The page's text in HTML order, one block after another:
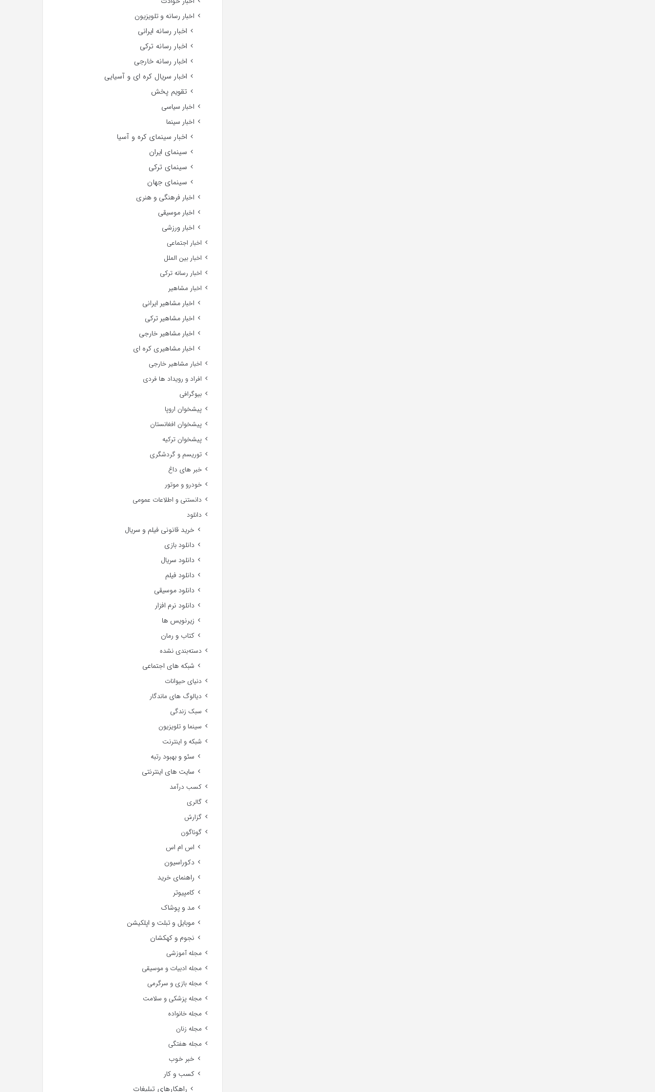
اخبار رسانه و تلویزیون
اخبار رسانه ایرانی
اخبار رسانه ترکی
اخبار رسانه خارجی
اخبار سریال کره ای و آسیایی
تقویم پخش
اخبار سیاسی
اخبار سینما
اخبار سینمای کره و آسیا
سینمای ایران
سینمای ترکی
سینمای جهان
اخبار فرهنگی و هنری
اخبار موسیقی
اخبار ورزشی
اخبار اجتماعی
اخبار بین الملل
اخبار رسانه ترکی
اخبار مشاهیر
اخبار مشاهیر ایرانی
اخبار مشاهیر ترکی
اخبار مشاهیر خارجی
اخبار مشاهیری کره ای
اخبار مشاهیر خارجی
افراد و رویداد ها فردی
بیوگرافی
پیشخوان اروپا
پیشخوان افغانستان
پیشخوان ترکیه
توریسم و گردشگری
خبر های داغ
خودرو و موتور
دانستنی و اطلاعات عمومی
دانلود
خرید قانونی فیلم و سریال
دانلود بازی
دانلود سریال
دانلود فیلم
دانلود موسیقی
دانلود نرم افزار
زیرنویس ها
کتاب و رمان
دسته‌بندی نشده
شبکه های اجتماعی
دنیای حیوانات
دیالوگ های ماندگار
سبک زندگی
سینما و تلویزیون
شبکه و اینترنت
سئو و بهبود رتبه
سایت های اینترنتی
کسب درآمد
گالری
گزارش
گوناگون
اس ام اس
دکوراسیون
راهنمای خرید
کامپیوتر
مد و پوشاک
موبایل و تبلت و اپلکیشن
نجوم و کهکشان
مجله آموزشی
مجله ادبیات و موسیقی
مجله بازی و سرگرمی
مجله پزشکی و سلامت
مجله خانواده
مجله زنان
مجله هفتگی
خبر خوب
کسب و کار
راهکارهای تبلیغات